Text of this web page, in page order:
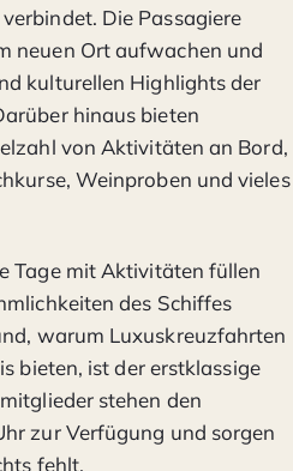
Die Passagiere
neuen Ort aufwachen und
kulturellen Highlights der
hinaus bieten
von Aktivitäten an Bord,
Weinproben und vieles
Tage mit Aktivitäten füllen
des Schiffes
warum Luxuskreuzfahrten
bieten, ist der erstklassige
stehen den
zur Verfügung und sorgen
fehlt.